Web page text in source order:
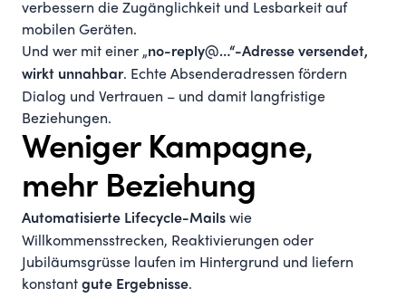
verbessern die Zugänglichkeit und Lesbarkeit auf
mobilen Geräten.
Und wer mit einer „no-reply@…“-Adresse versendet,
wirkt unnahbar. Echte Absenderadressen fördern
Dialog und Vertrauen – und damit langfristige
Beziehungen.
Weniger Kampagne,
mehr Beziehung
Automatisierte Lifecycle-Mails wie
Willkommensstrecken, Reaktivierungen oder
Jubiläumsgrüsse laufen im Hintergrund und liefern
konstant gute Ergebnisse.